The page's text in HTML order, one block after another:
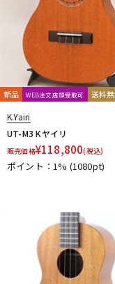
DJ機器
DTM オンラ
配信/ライブ機
SAKURA UKULELE
新品 WEB注文店頭受取可 送料
K.Yairi
UT-M3 Kヤイリ
販売価格¥118,800(税込)
ポイント：1% (1080pt)